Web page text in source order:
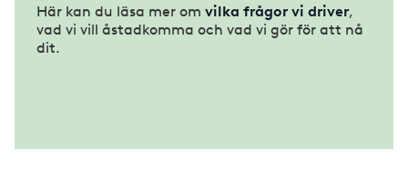
Här kan du läsa mer om vilka frågor vi driver,
vad vi vill åstadkomma och vad vi gör för att nå
dit.